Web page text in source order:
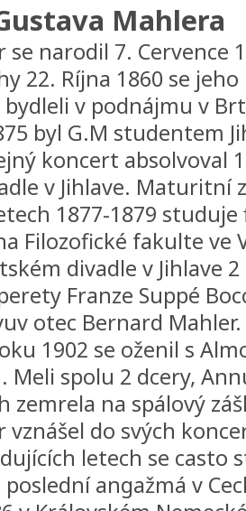
Mahlera
se narodil 7. Cervence
22. Ríjna 1860 se
bydleli v podnájmu v
byl G.M studentem
koncert absolvoval
v Jihlave. Maturitní
1877-1879
Filozofické fakulte ve
divadle v Jihlave 2
Franze Suppé
otec Bernard
1902 se oženil s
Meli spolu 2 dcery,
zemrela na spálový
vznášel do svých
letech se casto
angažmá v